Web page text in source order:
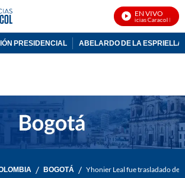
EN VIVO
Noticias Caracol En
PRESIDENCIAL ABELARDO DE LA ESPRIELLA
/ BOGOTÁ / Yhonier Leal fue trasladado del